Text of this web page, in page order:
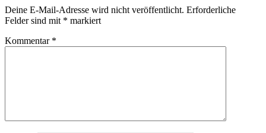
Deine E-Mail-Adresse wird nicht veröffentlicht. Erforderliche
Felder sind mit * markiert
Kommentar *